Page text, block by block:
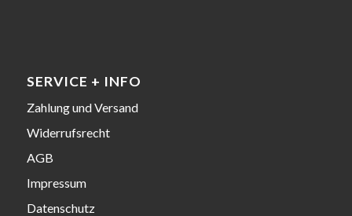
SERVICE + INFO
Zahlung und Versand
Widerrufsrecht
AGB
Impressum
Datenschutz